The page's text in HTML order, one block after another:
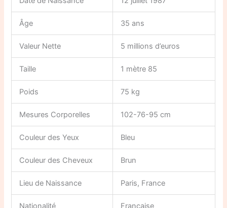
Âge 35 ans
Valeur Nette 5 millions d’euros
Taille 1 mètre 85
Poids 75 kg
Mesures Corporelles 102-76-95 cm
Couleur des Yeux Bleu
Couleur des Cheveux Brun
Lieu de Naissance Paris, France
Nationalité Française